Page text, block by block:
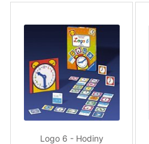
Logo 6 - Hodiny